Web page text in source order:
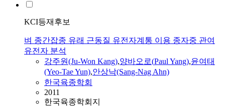
KCI등재후보
벼 종간잡종 유래 근동질 유전자계통 이용 종자중 관여
유전자 분석
강주원(Ju-Won Kang),양바오로(PaulYang),윤여태
(Yeo-Tae Yun),안상낙(Sang-Nag Ahn)
한국육종학회
2011
한국육종학회지